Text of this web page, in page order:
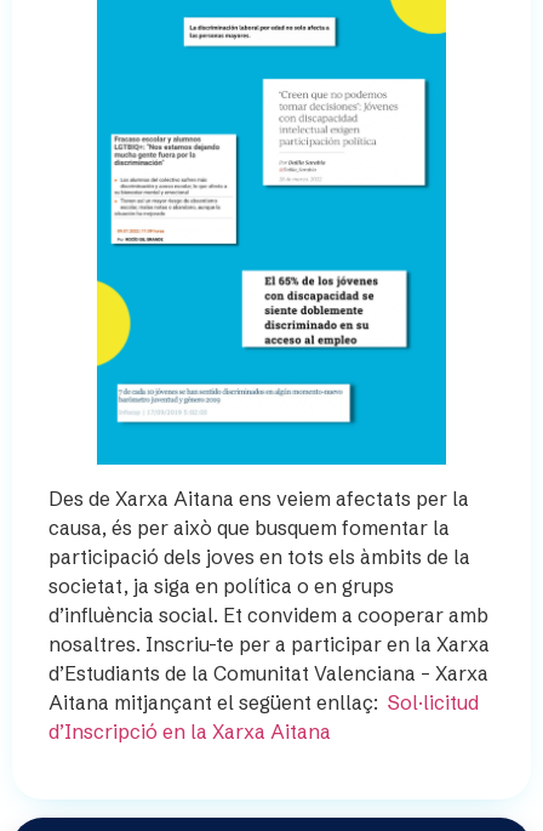
Des de Xarxa Aitana ens veiem afectats per la
causa, és per això que busquem fomentar la
participació dels joves en tots els àmbits de la
societat, ja siga en política o en grups
d’influència social. Et convidem a cooperar amb
nosaltres. Inscriu-te per a participar en la Xarxa
d’Estudiants de la Comunitat Valenciana – Xarxa
Aitana mitjançant el següent enllaç: Sol·licitud
d’Inscripció en la Xarxa Aitana